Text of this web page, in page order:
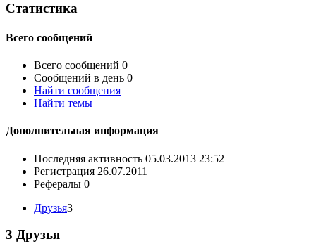
Статистика
Всего сообщений
Всего сообщений 0
Сообщений в день 0
Найти сообщения
Найти темы
Дополнительная информация
Последняя активность 05.03.2013 23:52
Регистрация 26.07.2011
Рефералы 0
Друзья3
3 Друзья